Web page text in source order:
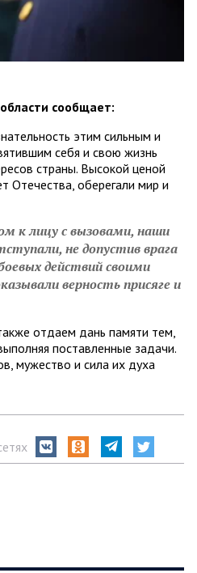
сообщает:
этим сильным и
себя и свою жизнь
страны. Высокой ценой
Отечества, оберегали мир и
к лицу с вызовами, наши
не допустив врага
действий своими
верность присяге и
отдаем дань памяти тем,
поставленные задачи.
мужество и сила их духа